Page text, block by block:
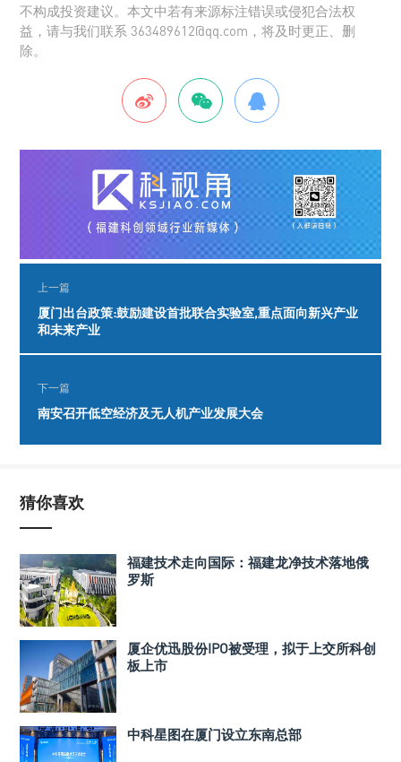
不构成投资建议。本文中若有来源标注错误或侵犯合法权
益，请与我们联系 363489612@qq.com，将及时更正、删
除。
上一篇
厦门出台政策:鼓励建设首批联合实验室,重点面向新兴产业
和未来产业
下一篇
南安召开低空经济及无人机产业发展大会
猜你喜欢
福建技术走向国际：福建龙净技术落地俄
罗斯
厦企优迅股份IPO被受理，拟于上交所科创
板上市
中科星图在厦门设立东南总部